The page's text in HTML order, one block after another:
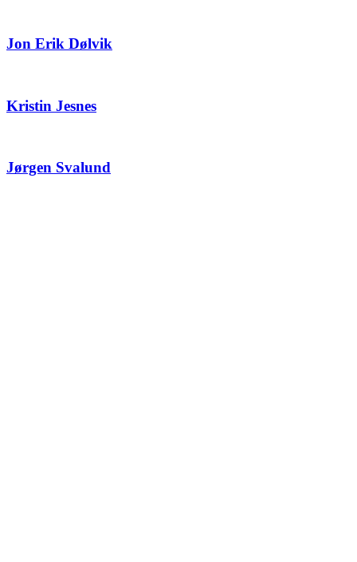
Jon Erik Dølvik
Kristin Jesnes
Jørgen Svalund